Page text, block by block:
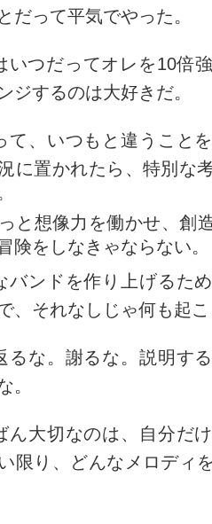
だって平気でやった。
いつだってオレを10倍
ジするのは大好きだ。
て、いつもと違うこと
に置かれたら、特別な
像力を働かせ、創造
険をしなきゃならない。
バンドを作り上げるた
、それなしじゃ何も起
るな。謝るな。説明す
。
ん大切なのは、自分だ
限り、どんなメロディ